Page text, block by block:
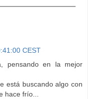
CEST
pensando en la mejor
está buscando algo con
hace frío...